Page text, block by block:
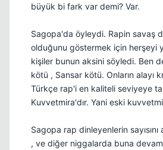
büyük bi fark var demi? Var.
Sagopa'da öyleydi. Rapin savaş
olduğunu göstermek için herşeyi
kişiler bunun aksini söyledi. Ben
kötü , Sansar kötü. Onların alayı
Türkçe rap'i en kaliteli seviyeye
Kuvvetmira'dır. Yani eski
Sagopa rap dinleyenlerin sayısını
, ve diğer niggalarda buna